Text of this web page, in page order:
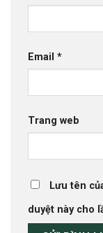
Email *
Trang web
Lưu tên
duyệt này cho